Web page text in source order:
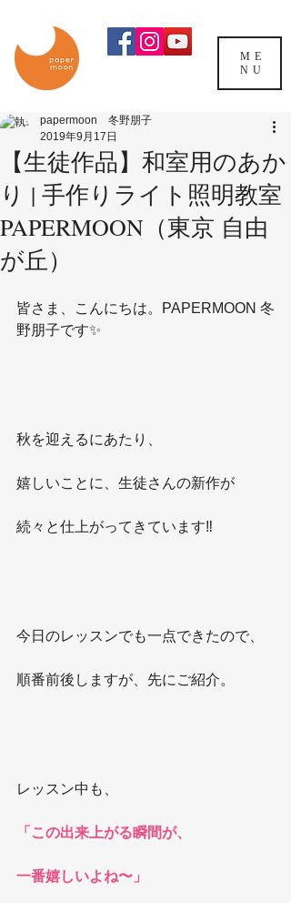
ME
NU
【生徒作品】和室用のあか
り | 手作りライト照明教室
PAPERMOON（東京 自由
が丘）
papermoon 冬野朋子
2019年9月17日
皆さま、こんにちは。PAPERMOON 冬
野朋子です✨
秋を迎えるにあたり、
嬉しいことに、生徒さんの新作が
続々と仕上がってきています‼️
今日のレッスンでも一点できたので、
順番前後しますが、先にご紹介。
レッスン中も、
「この出来上がる瞬間が、
一番嬉しいよね〜」